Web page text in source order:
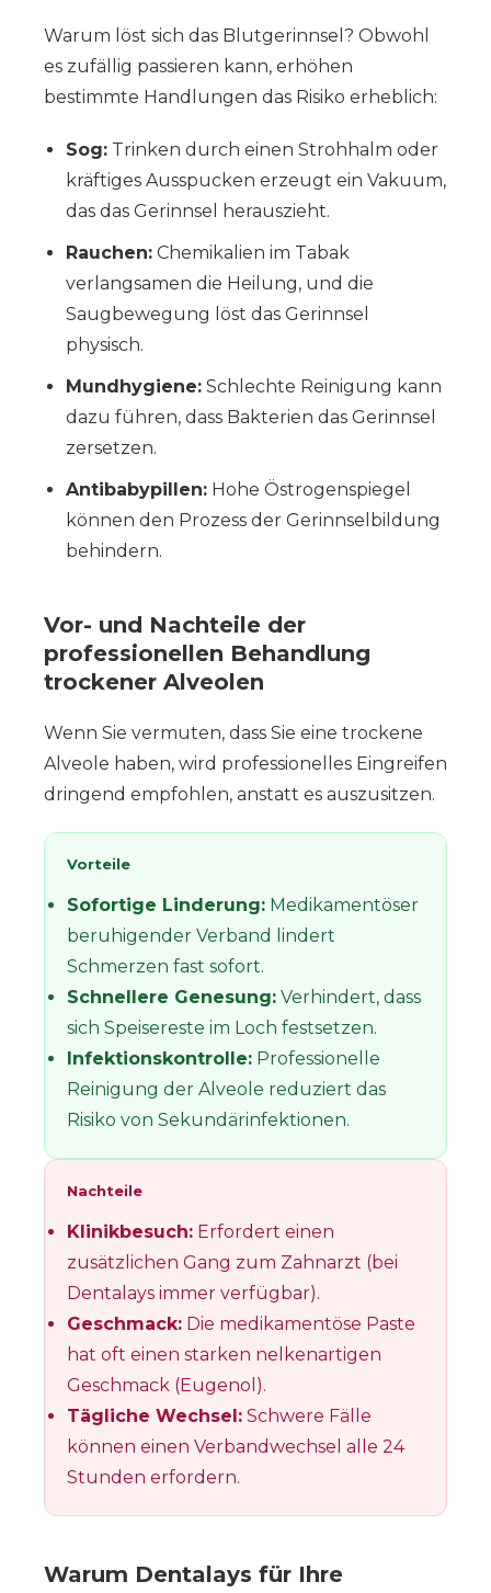
Warum löst sich das Blutgerinnsel? Obwohl
es zufällig passieren kann, erhöhen
bestimmte Handlungen das Risiko erheblich:
Sog: Trinken durch einen Strohhalm oder
kräftiges Ausspucken erzeugt ein Vakuum,
das das Gerinnsel herauszieht.
Rauchen: Chemikalien im Tabak
verlangsamen die Heilung, und die
Saugbewegung löst das Gerinnsel
physisch.
Mundhygiene: Schlechte Reinigung kann
dazu führen, dass Bakterien das Gerinnsel
zersetzen.
Antibabypillen: Hohe Östrogenspiegel
können den Prozess der Gerinnselbildung
behindern.
Vor- und Nachteile der
professionellen Behandlung
trockener Alveolen
Wenn Sie vermuten, dass Sie eine trockene
Alveole haben, wird professionelles Eingreifen
dringend empfohlen, anstatt es auszusitzen.
Vorteile
Sofortige Linderung: Medikamentöser
beruhigender Verband lindert
Schmerzen fast sofort.
Schnellere Genesung: Verhindert, dass
sich Speisereste im Loch festsetzen.
Infektionskontrolle: Professionelle
Reinigung der Alveole reduziert das
Risiko von Sekundärinfektionen.
Nachteile
Klinikbesuch: Erfordert einen
zusätzlichen Gang zum Zahnarzt (bei
Dentalays immer verfügbar).
Geschmack: Die medikamentöse Paste
hat oft einen starken nelkenartigen
Geschmack (Eugenol).
Tägliche Wechsel: Schwere Fälle
können einen Verbandwechsel alle 24
Stunden erfordern.
Warum Dentalays für Ihre